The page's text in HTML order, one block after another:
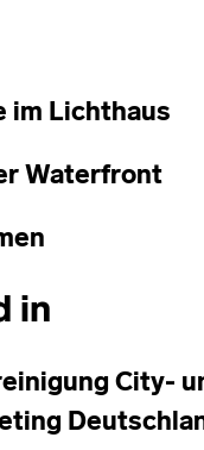
im Lichthaus
Waterfront
in
City-